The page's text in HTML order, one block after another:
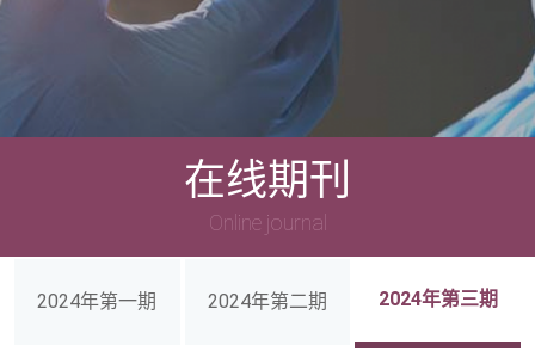
在线期刊
Online journal
2024年第一期 2024年第二期 2024年第三期